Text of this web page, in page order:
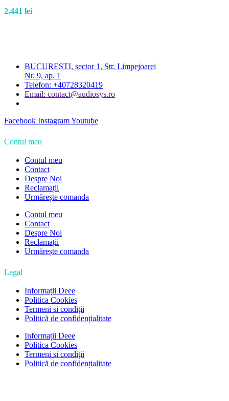
2.441 lei
BUCURESTI, sector 1, Str. Limpejoarei
Nr. 9, ap. 1
Telefon: +40728320419
Email: contact@audiosys.ro
Facebook InstagramYoutube
Contul meu
Contul meu
Contact
Despre Noi
Reclamații
Urmărește comanda
Contul meu
Contact
Despre Noi
Reclamații
Urmărește comanda
Legal
Informații Deee
Politica Cookies
Termeni si condiții
Politică de confidențialitate
Informații Deee
Politica Cookies
Termeni si condiții
Politică de confidențialitate